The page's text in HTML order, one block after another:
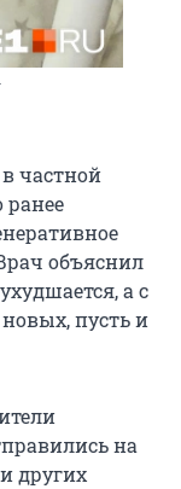
частной
ранее
объяснил
а с
пусть и
на
других